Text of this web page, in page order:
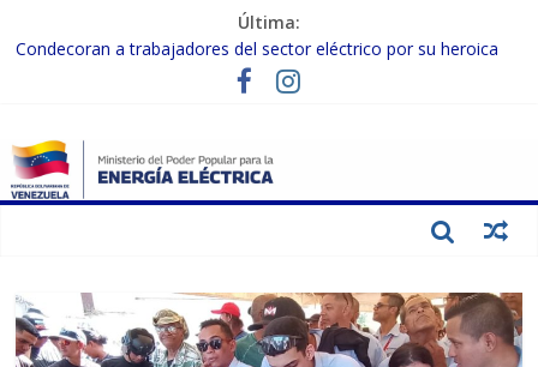
Última:
Condecoran a trabajadores del sector eléctrico por su heroica
labor tras el doble sismo del 24-J
Gobierno Nacional coordina acciones con el sector privado para
Inspeccionan trabajos de rehabilitación en instalaciones del SEN
en Carabobo
Gobierno Nacional activa plan preventivo para fortalecer el SEN